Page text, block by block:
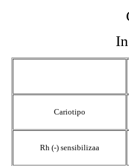
Cariotipo
Rh (-) sensibilizaa